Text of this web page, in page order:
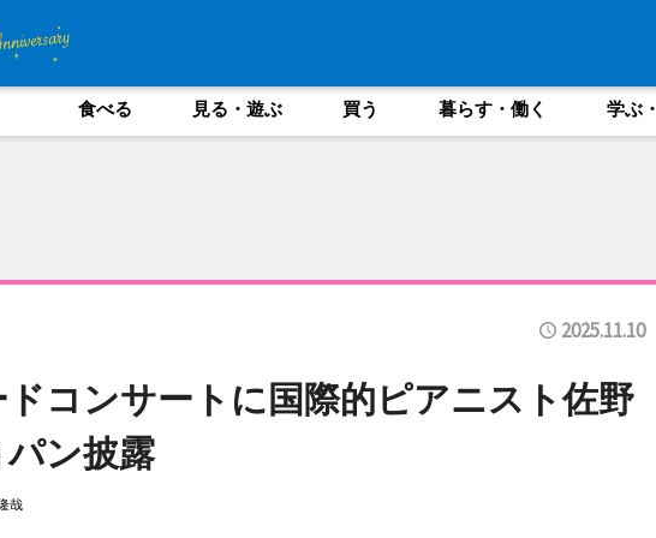
食べる 見る・遊ぶ 買う 暮らす・働く 学ぶ
2025.11.10
コンサートに国際的ピアニスト佐野
ン披露
哉